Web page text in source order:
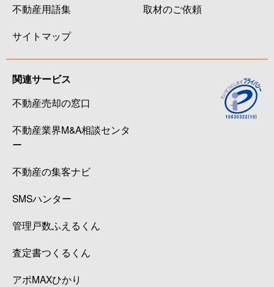
不動産用語集
サイトマップ
取材のご依頼
関連サービス
不動産売却の窓口
不動産業界M&A相談センタ
ー
不動産の集客ナビ
SMSハンター
管理戸数ふえるくん
査定書つくるくん
アポMAXひかり